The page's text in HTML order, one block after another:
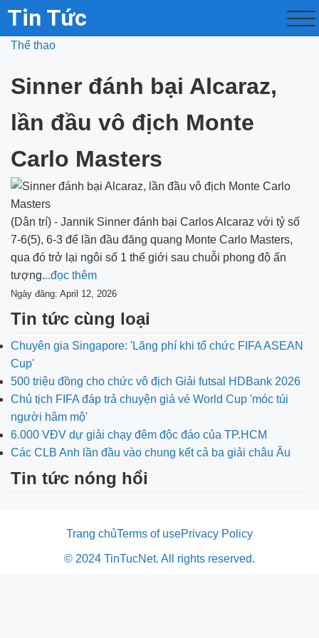
Tin Tức
Thể thao
Sinner đánh bại Alcaraz,
lần đầu vô địch Monte
Carlo Masters
(Dân trí) - Jannik Sinner đánh bại Carlos Alcaraz với tỷ số
7-6(5), 6-3 để lần đầu đăng quang Monte Carlo Masters,
qua đó trở lại ngôi số 1 thế giới sau chuỗi phong độ ấn
tượng...đọc thêm
Ngày đăng: April 12, 2026
Tin tức cùng loại
Chuyên gia Singapore: 'Lãng phí khi tổ chức FIFA ASEAN
Cup'
500 triệu đồng cho chức vô địch Giải futsal HDBank 2026
Chủ tịch FIFA đáp trả chuyện giá vé World Cup 'móc túi
người hâm mộ'
6.000 VĐV dự giải chạy đêm độc đáo của TP.HCM
Các CLB Anh lần đầu vào chung kết cả ba giải châu Âu
Tin tức nóng hổi
Trang chủTerms of usePrivacy Policy
© 2024 TinTucNet. All rights reserved.